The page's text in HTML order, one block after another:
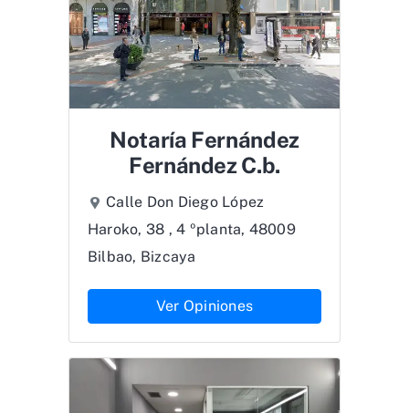
Notaría Fernández
Fernández C.b.
Calle Don Diego López
Haroko, 38 , 4 ºplanta, 48009
Bilbao, Bizcaya
Ver Opiniones